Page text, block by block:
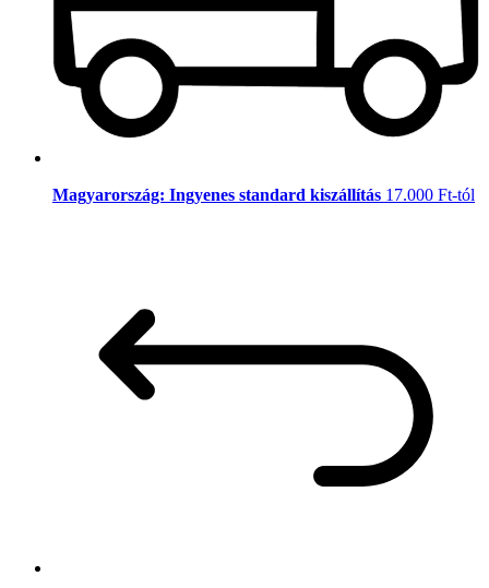
Magyarország: Ingyenes standard kiszállítás 17.000 Ft-tól